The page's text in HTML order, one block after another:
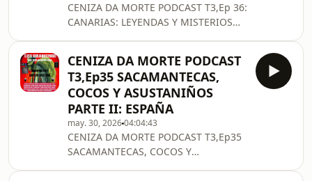
CENIZA DA MORTE PODCAST T3,Ep 36:
CANARIAS: LEYENDAS Y MISTERIOS
CENIZA DA MORTE PODCAST
T3,Ep35 SACAMANTECAS,
COCOS Y ASUSTANIÑOS
PARTE II: ESPAÑA
may. 30, 202604:04:43
CENIZA DA MORTE PODCAST T3,Ep35
SACAMANTECAS, COCOS Y